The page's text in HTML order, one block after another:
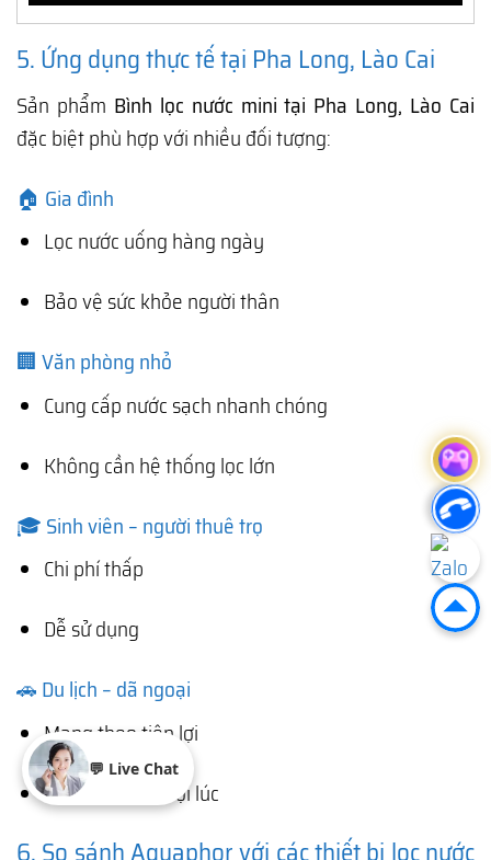
5. Ứng dụng thực tế tại Pha Long, Lào Cai
Sản phẩm Bình lọc nước mini tại Pha Long, Lào Cai
đặc biệt phù hợp với nhiều đối tượng:
🏠 Gia đình
Lọc nước uống hàng ngày
Bảo vệ sức khỏe người thân
🏢 Văn phòng nhỏ
Cung cấp nước sạch nhanh chóng
Không cần hệ thống lọc lớn
🎓 Sinh viên – người thuê trọ
Chi phí thấp
Dễ sử dụng
🚗 Du lịch – dã ngoại
Mang theo tiện lợi
Có nước sạch mọi lúc
💬 Live Chat